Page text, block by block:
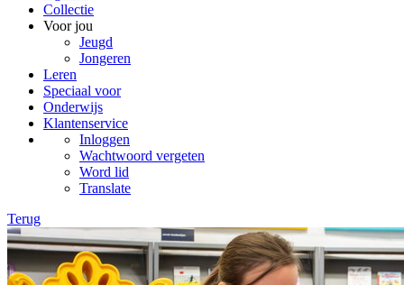
Collectie
Voor jou
Jeugd
Jongeren
Leren
Speciaal voor
Onderwijs
Klantenservice
Inloggen
Wachtwoord vergeten
Word lid
Translate
Terug